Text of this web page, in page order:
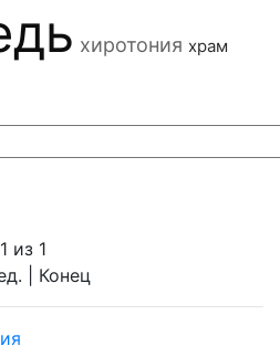
хиротония храм
из 1
| Конец